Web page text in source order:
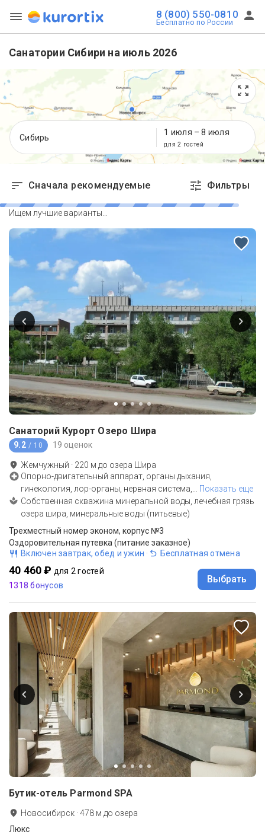
8 (800) 550-0810
Бесплатно по России
Санатории Сибири на июль 2026
Сибирь
1 июля –8 июля
для 2 гостей
Сначала рекомендуемые Фильтры
Ищем лучшие варианты…
Санаторий Курорт Озеро Шира
9.2 / 10 19 оценок
Жемчужный · 220 м до озера Шира
Опорно-двигательный аппарат, органы дыхания,
гинекология, лор-органы, нервная система,
Показать еще
Собственная скважина минеральной воды, лечебная грязь
озера шира, минеральные воды (питьевые)
Трехместный номер эконом, корпус №3
Оздоровительная путевка (питание заказное)
Включен завтрак, обед и ужин · Бесплатная отмена
40 460 ₽ для 2 гостей
1318 бонусов
Выбрать
Бутик-отель Parmond SPA
Новосибирск ·478 м до озера
Люкс